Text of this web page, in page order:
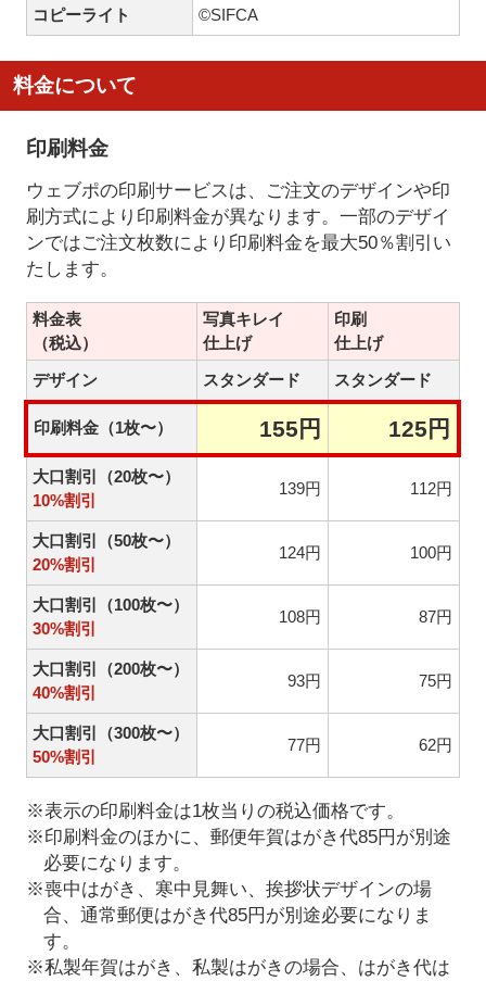
コピーライト ©SIFCA
料金について
印刷料金
ウェブポの印刷サービスは、ご注文のデザインや印
刷方式により印刷料金が異なります。一部のデザイ
ンではご注文枚数により印刷料金を最大50％割引い
たします。
料金表
（税込）
写真キレイ
仕上げ
印刷
仕上げ
デザイン
スタンダード スタンダード
印刷料金（1枚〜） 155円 125円
大口割引（20枚〜）
10%割引
139円 112円
大口割引（50枚〜）
20%割引
124円 100円
大口割引（100枚〜）
30%割引
108円 87円
大口割引（200枚〜）
40%割引
93円 75円
大口割引（300枚〜）
50%割引
77円 62円
※表示の印刷料金は1枚当りの税込価格です。
※印刷料金のほかに、郵便年賀はがき代85円が別途
必要になります。
※喪中はがき、寒中見舞い、挨拶状デザインの場
合、通常郵便はがき代85円が別途必要になりま
す。
※私製年賀はがき、私製はがきの場合、はがき代は